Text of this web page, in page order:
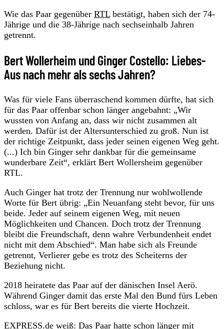
Wie das Paar gegenüber RTL bestätigt, haben sich der 74-
Jährige und die 38-Jährige nach sechseinhalb Jahren
getrennt.
Bert Wollerheim und Ginger Costello: Liebes-
Aus nach mehr als sechs Jahren?
Was für viele Fans überraschend kommen dürfte, hat sich
für das Paar offenbar schon länger angebahnt: „Wir
wussten von Anfang an, dass wir nicht zusammen alt
werden. Dafür ist der Altersunterschied zu groß. Nun ist
der richtige Zeitpunkt, dass jeder seinen eigenen Weg geht.
(...) Ich bin Ginger sehr dankbar für die gemeinsame
wunderbare Zeit“, erklärt Bert Wollersheim gegenüber
RTL.
Auch Ginger hat trotz der Trennung nur wohlwollende
Worte für Bert übrig: „Ein Neuanfang steht bevor, für uns
beide. Jeder auf seinem eigenen Weg, mit neuen
Möglichkeiten und Chancen. Doch trotz der Trennung
bleibt die Freundschaft, denn wahre Verbundenheit endet
nicht mit dem Abschied“. Man habe sich als Freunde
getrennt, Verlierer gebe es trotz des Scheiterns der
Beziehung nicht.
2018 heiratete das Paar auf der dänischen Insel Aerö.
Während Ginger damit das erste Mal den Bund fürs Leben
schloss, war es für Bert bereits die vierte Hochzeit.
EXPRESS.de weiß: Das Paar hatte schon länger mit